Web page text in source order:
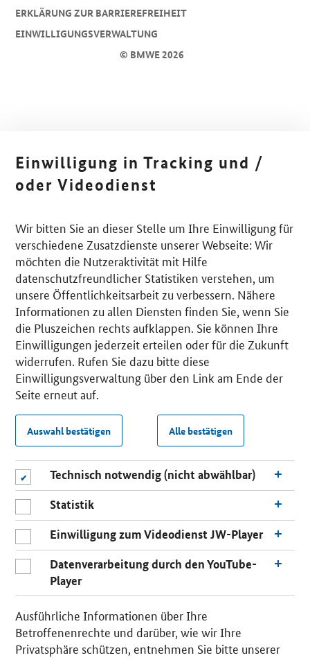
© BMWE 2026
ERKLÄRUNG ZUR BARRIEREFREIHEIT
EINWILLIGUNGSVERWALTUNG
Einwilligung in Tracking und /
oder Videodienst
Wir bitten Sie an dieser Stelle um Ihre Einwilligung für
verschiedene Zusatzdienste unserer Webseite: Wir
möchten die Nutzeraktivität mit Hilfe
datenschutzfreundlicher Statistiken verstehen, um
unsere Öffentlichkeitsarbeit zu verbessern. Nähere
Informationen zu allen Diensten finden Sie, wenn Sie
die Pluszeichen rechts aufklappen. Sie können Ihre
Einwilligungen jederzeit erteilen oder für die Zukunft
widerrufen. Rufen Sie dazu bitte diese
Einwilligungsverwaltung über den Link am Ende der
Seite erneut auf.
Auswahl bestätigen Alle bestätigen
Technisch notwendig (nicht abwählbar)
Statistik
Einwilligung zum Videodienst JW-Player
Datenverarbeitung durch den YouTube-
Player
Ausführliche Informationen über Ihre
Betroffenenrechte und darüber, wie wir Ihre
Privatsphäre schützen, entnehmen Sie bitte unserer